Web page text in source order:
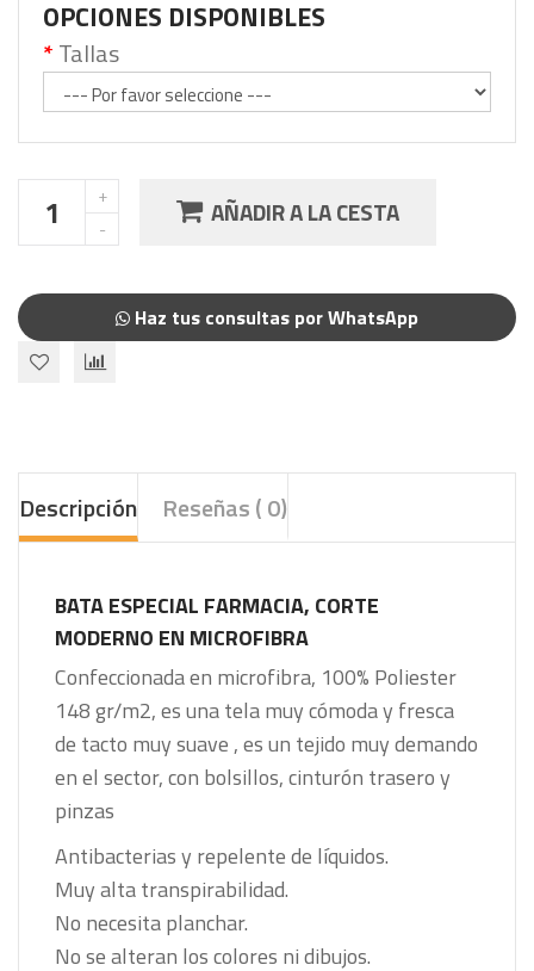
OPCIONES DISPONIBLES
Tallas
AÑADIR A LA CESTA
Haz tus consultas por WhatsApp
Descripción Reseñas ( 0)
BATA ESPECIAL FARMACIA, CORTE
MODERNO EN MICROFIBRA
Confeccionada en microfibra, 100% Poliester
148 gr/m2, es una tela muy cómoda y fresca
de tacto muy suave , es un tejido muy demando
en el sector, con bolsillos, cinturón trasero y
pinzas
Antibacterias y repelente de líquidos.
Muy alta transpirabilidad.
No necesita planchar.
No se alteran los colores ni dibujos.